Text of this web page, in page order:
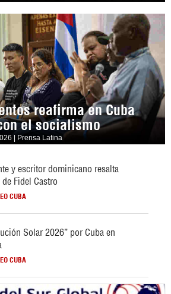
reafirma en Cuba
el socialismo
| Prensa Latina
y escritor dominicano resalta
Fidel Castro
CUBA
Solar 2026” por Cuba en
CUBA